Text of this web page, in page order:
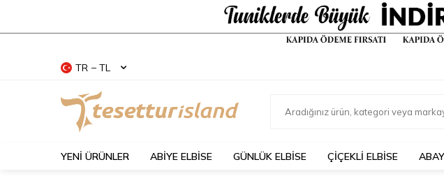
TR − TL
YENİ ÜRÜNLER ABİYE ELBİSE GÜNLÜK ELBİSE ÇIÇEKLI ELBISE